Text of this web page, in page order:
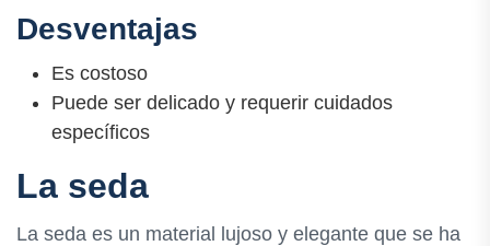
Desventajas
Es costoso
Puede ser delicado y requerir cuidados
específicos
La seda
La seda es un material lujoso y elegante que se ha